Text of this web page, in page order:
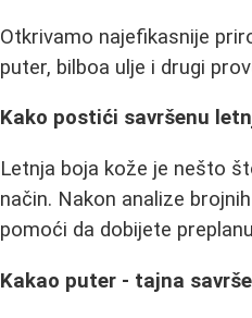
Otkrivamo najefikasnije
puter, bilboa ulje i drugi
Kako postići savršenu
Letnja boja kože je nešto
način. Nakon analize
pomoći da dobijete
Kakao puter - tajna